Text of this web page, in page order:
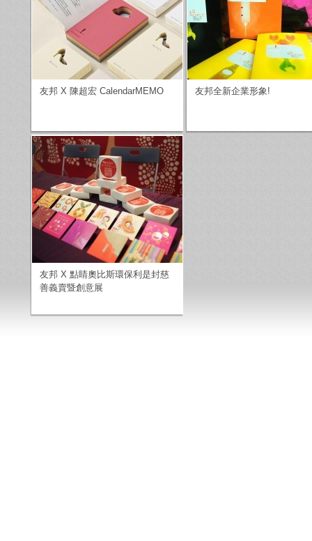
友邦 X 陳超宏 CalendarMEMO 友邦全新企業形象!
友邦 X 點睛奧比斯環保利是封慈
善義賣暨創意展